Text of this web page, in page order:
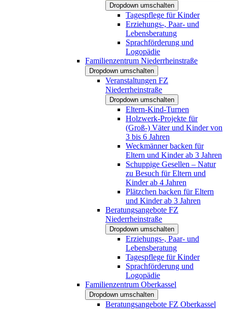
Dropdown umschalten
Tagespflege für Kinder
Erziehungs-, Paar- und
Lebensberatung
Sprachförderung und
Logopädie
Familienzentrum Niederrheinstraße
Dropdown umschalten
Veranstaltungen FZ
Niederrheinstraße
Dropdown umschalten
Eltern-Kind-Turnen
Holzwerk-Projekte für
(Groß-) Väter und Kinder von
3 bis 6 Jahren
Weckmänner backen für
Eltern und Kinder ab 3 Jahren
Schuppige Gesellen – Natur
zu Besuch für Eltern und
Kinder ab 4 Jahren
Plätzchen backen für Eltern
und Kinder ab 3 Jahren
Beratungsangebote FZ
Niederrheinstraße
Dropdown umschalten
Erziehungs-, Paar- und
Lebensberatung
Tagespflege für Kinder
Sprachförderung und
Logopädie
Familienzentrum Oberkassel
Dropdown umschalten
Beratungsangebote FZ Oberkassel